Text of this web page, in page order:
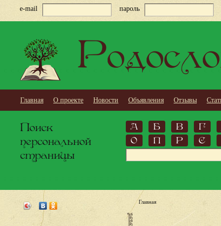
e-mail пароль
Главная О проекте Новости Объявления Отзывы
Поиск
персональной
страницы
А Б В
Г
О
П Р С
Главная